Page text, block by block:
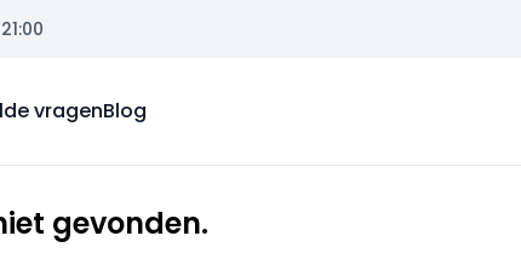
vragenBlog
gevonden.